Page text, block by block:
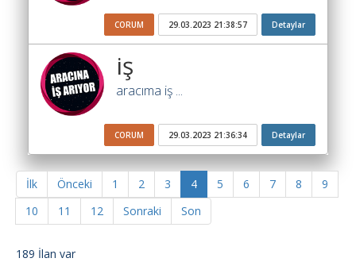
CORUM 29.03.2023 21:38:57 Detaylar
iş
aracıma iş ...
CORUM 29.03.2023 21:36:34 Detaylar
İlk Önceki 1 2 3 4 5 6 7 8
9
10
11 12 Sonraki Son
189 İlan var